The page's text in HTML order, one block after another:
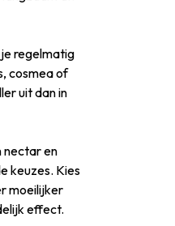
regelmatig
cosmea of
uit dan in
nectar en
keuzes. Kies
moeilijker
effect.